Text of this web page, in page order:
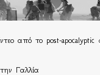
από το post-apocalyptic
Γαλλία